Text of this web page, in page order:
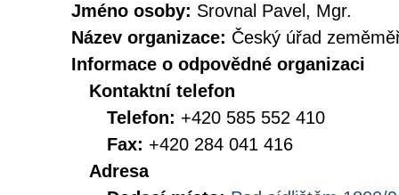
Jméno osoby: Srovnal Pavel, Mgr.
Název organizace: Český úřad
Informace o odpovědné organizaci
Kontaktní telefon
Telefon: +420 585 552 410
Fax: +420 284 041 416
Adresa